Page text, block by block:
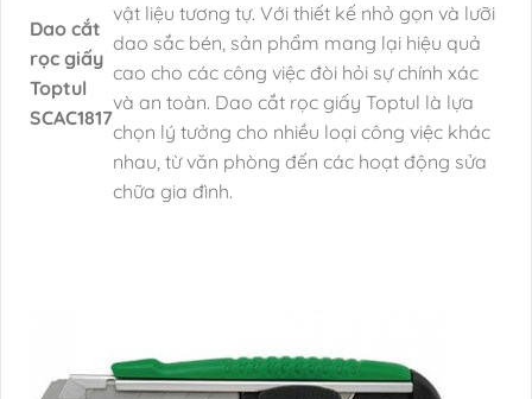
Dao cắt
rọc giấy
Toptul
SCAC1817
vật liệu tương tự. Với thiết kế nhỏ gọn và lưỡi
dao sắc bén, sản phẩm mang lại hiệu quả
cao cho các công việc đòi hỏi sự chính xác
và an toàn. Dao cắt rọc giấy Toptul là lựa
chọn lý tưởng cho nhiều loại công việc khác
nhau, từ văn phòng đến các hoạt động sửa
chữa gia đình.